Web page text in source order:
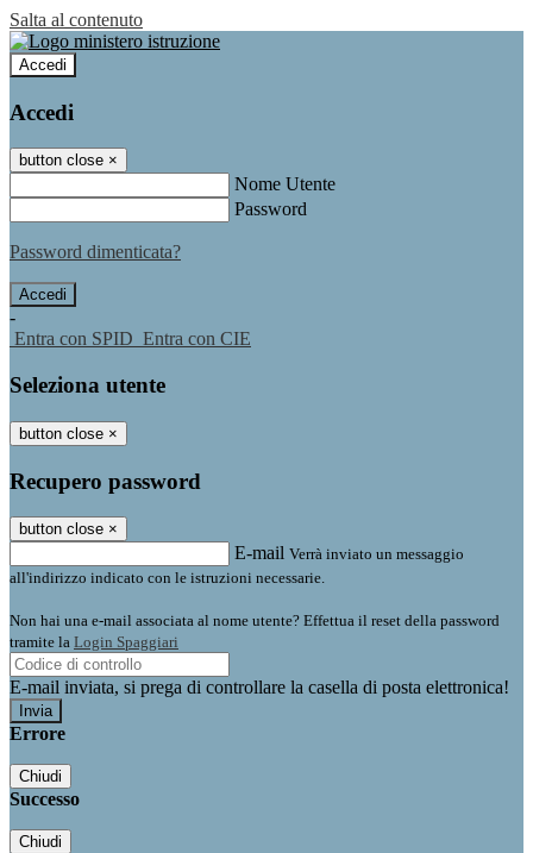
Salta al contenuto
Accedi
Accedi
button close ×
Nome Utente
Password
Password dimenticata?
-
Entra con SPID Entra con CIE
Seleziona utente
button close ×
Recupero password
button close ×
E-mail Verrà inviato un messaggio
all'indirizzo indicato con le istruzioni necessarie.
Non hai una e-mail associata al nome utente? Effettua il reset della password
tramite la Login Spaggiari
E-mail inviata, si prega di controllare la casella di posta elettronica!
Errore
Chiudi
Successo
Chiudi